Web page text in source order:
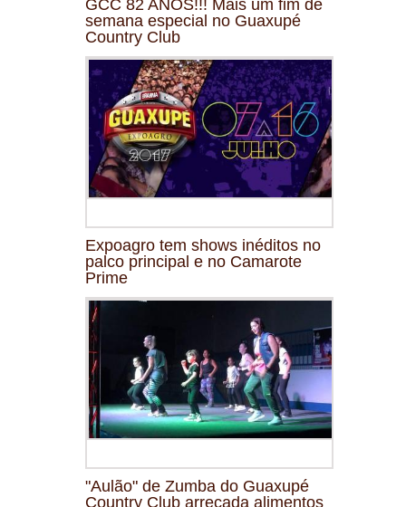
GCC 82 ANOS!!! Mais um fim de
semana especial no Guaxupé
Country Club
Expoagro tem shows inéditos no
palco principal e no Camarote
Prime
"Aulão" de Zumba do Guaxupé
Country Club arrecada alimentos